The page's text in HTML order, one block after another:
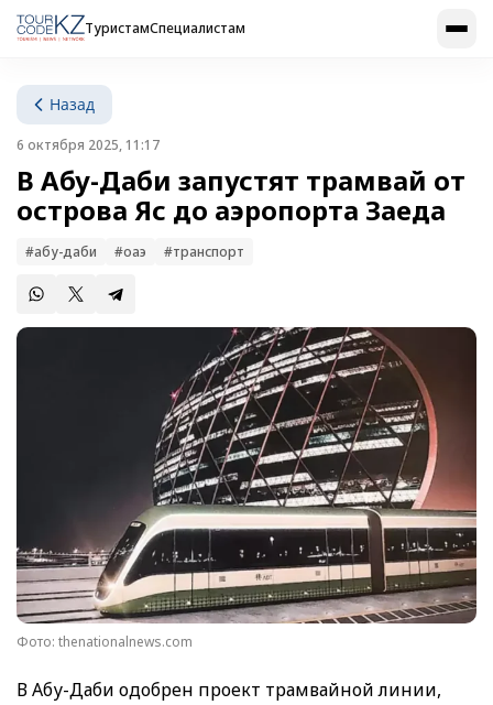
ТуристамСпециалистам
Назад
6 октября 2025, 11:17
В Абу-Даби запустят трамвай от
острова Яс до аэропорта Заеда
#абу-даби #оаэ #транспорт
Фото: thenationalnews.com
В Абу-Даби одобрен проект трамвайной линии,